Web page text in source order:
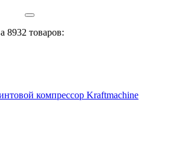
8932 товаров:
компрессор Kraftmaсhine